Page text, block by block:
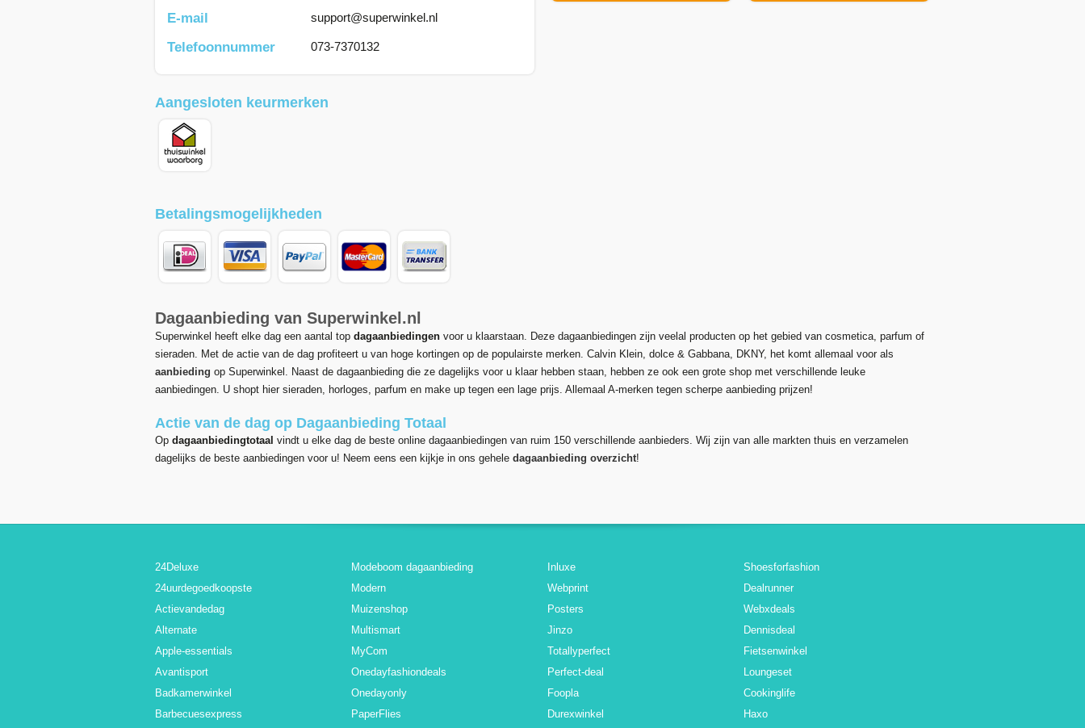
E-mail support@superwinkel.nl
Telefoonnummer 073-7370132
Aangesloten keurmerken
Betalingsmogelijkheden
Dagaanbieding van Superwinkel.nl
Superwinkel heeft elke dag een aantal top dagaanbiedingen voor u klaarstaan. Deze dagaanbiedingen zijn veelal producten op het gebied van cosmetica, parfum of
sieraden. Met de actie van de dag profiteert u van hoge kortingen op de populairste merken. Calvin Klein, dolce & Gabbana, DKNY, het komt allemaal voor als
aanbieding op Superwinkel. Naast de dagaanbieding die ze dagelijks voor u klaar hebben staan, hebben ze ook een grote shop met verschillende leuke
aanbiedingen. U shopt hier sieraden, horloges, parfum en make up tegen een lage prijs. Allemaal A-merken tegen scherpe aanbieding prijzen!
Actie van de dag op Dagaanbieding Totaal
Op dagaanbiedingtotaal vindt u elke dag de beste online dagaanbiedingen van ruim 150 verschillende aanbieders. Wij zijn van alle markten thuis en verzamelen
dagelijks de beste aanbiedingen voor u! Neem eens een kijkje in ons gehele dagaanbieding overzicht!
24Deluxe
24uurdegoedkoopste
Actievandedag
Alternate
Apple-essentials
Avantisport
Badkamerwinkel
Barbecuesexpress
Modeboom dagaanbieding
Modern
Muizenshop
Multismart
MyCom
Onedayfashiondeals
Onedayonly
PaperFlies
Inluxe
Webprint
Posters
Jinzo
Totallyperfect
Perfect-deal
Foopla
Durexwinkel
Shoesforfashion
Dealrunner
Webxdeals
Dennisdeal
Fietsenwinkel
Loungeset
Cookinglife
Haxo